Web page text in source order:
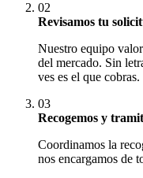
02
Revisamos tu
Nuestro equipo
del mercado. Sin
ves es el que cobras.
03
Recogemos y
Coordinamos la
nos encargamos de